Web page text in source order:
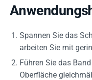
Spannen Sie das
arbeiten Sie mit
Führen Sie das
Oberfläche